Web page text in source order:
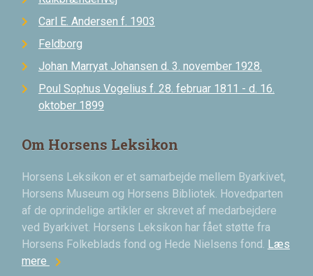
Carl E. Andersen f. 1903
Feldborg
Johan Marryat Johansen d. 3. november 1928.
Poul Sophus Vogelius f. 28. februar 1811 - d. 16.
oktober 1899
Om Horsens Leksikon
Horsens Leksikon er et samarbejde mellem Byarkivet,
Horsens Museum og Horsens Bibliotek. Hovedparten
af de oprindelige artikler er skrevet af medarbejdere
ved Byarkivet. Horsens Leksikon har fået støtte fra
Horsens Folkeblads fond og Hede Nielsens fond. Læs
mere chevron_right